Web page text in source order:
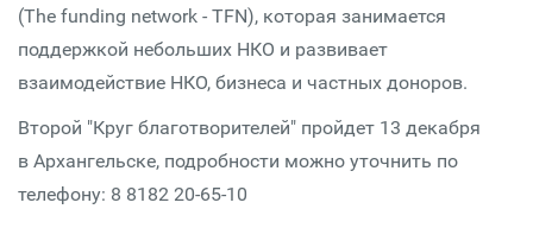
(The funding network - TFN), которая занимается
поддержкой небольших НКО и развивает
взаимодействие НКО, бизнеса и частных доноров.
Второй "Круг благотворителей" пройдет 13 декабря
в Архангельске, подробности можно уточнить по
телефону: 8 8182 20-65-10